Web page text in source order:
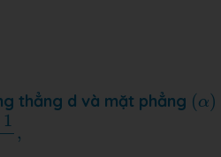
thẳng d và mặt phẳng (α)
( )
1
,
− z−2=0